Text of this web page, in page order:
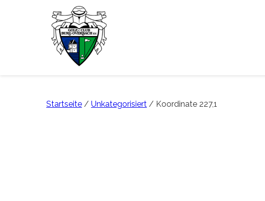
Startseite / Unkategorisiert / Koordinate 227,1